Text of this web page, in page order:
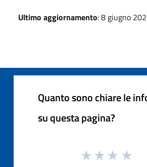
Ultimo aggiornamento: 8 giugno
Quanto sono chiare le
su questa pagina?